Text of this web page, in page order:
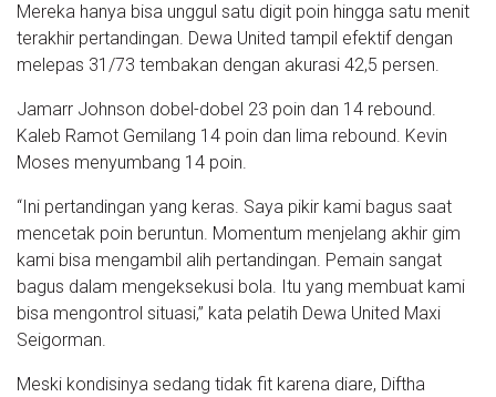
Mereka hanya bisa unggul satu digit poin hingga satu menit
terakhir pertandingan. Dewa United tampil efektif dengan
melepas 31/73 tembakan dengan akurasi 42,5 persen.
Jamarr Johnson dobel-dobel 23 poin dan 14 rebound.
Kaleb Ramot Gemilang 14 poin dan lima rebound. Kevin
Moses menyumbang 14 poin.
“Ini pertandingan yang keras. Saya pikir kami bagus saat
mencetak poin beruntun. Momentum menjelang akhir gim
kami bisa mengambil alih pertandingan. Pemain sangat
bagus dalam mengeksekusi bola. Itu yang membuat kami
bisa mengontrol situasi,” kata pelatih Dewa United Maxi
Seigorman.
Meski kondisinya sedang tidak fit karena diare, Diftha